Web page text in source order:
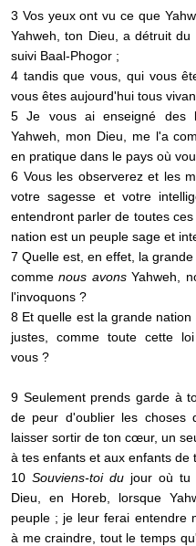
3 Vos yeux ont vu ce que
Yahweh, ton Dieu, a détruit
suivi Baal-Phogor ;
4 tandis que vous, qui vous
vous êtes aujourd'hui tous
5 Je vous ai enseigné des
Yahweh, mon Dieu, me l'a
en pratique dans le pays où
6 Vous les observerez et les
votre sagesse et votre
entendront parler de toutes
nation est un peuple sage et
7 Quelle est, en effet, la
commenous avonsYahweh,
l'invoquons ?
8 Et quelle est la grande
justes, comme toute cette
vous ?
9 Seulement prends garde à
de peur d'oublier les
laisser sortir de ton cœur, un
à tes enfants et aux enfants de
10 Souviens-toi du jour où tu
Dieu, en Horeb, lorsque
peuple ; je leur ferai entendre
à me craindre, tout le temps